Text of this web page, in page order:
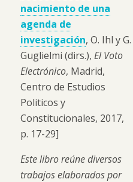
nacimiento de una
agenda de
investigación, O. Ihl y G.
Guglielmi (dirs.), El Voto
Electrónico, Madrid,
Centro de Estudios
Politicos y
Constitucionales, 2017,
p. 17-29]
Este libro reúne diversos
trabajos elaborados por